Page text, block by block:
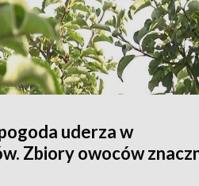
uderza w
Zbiory owoców